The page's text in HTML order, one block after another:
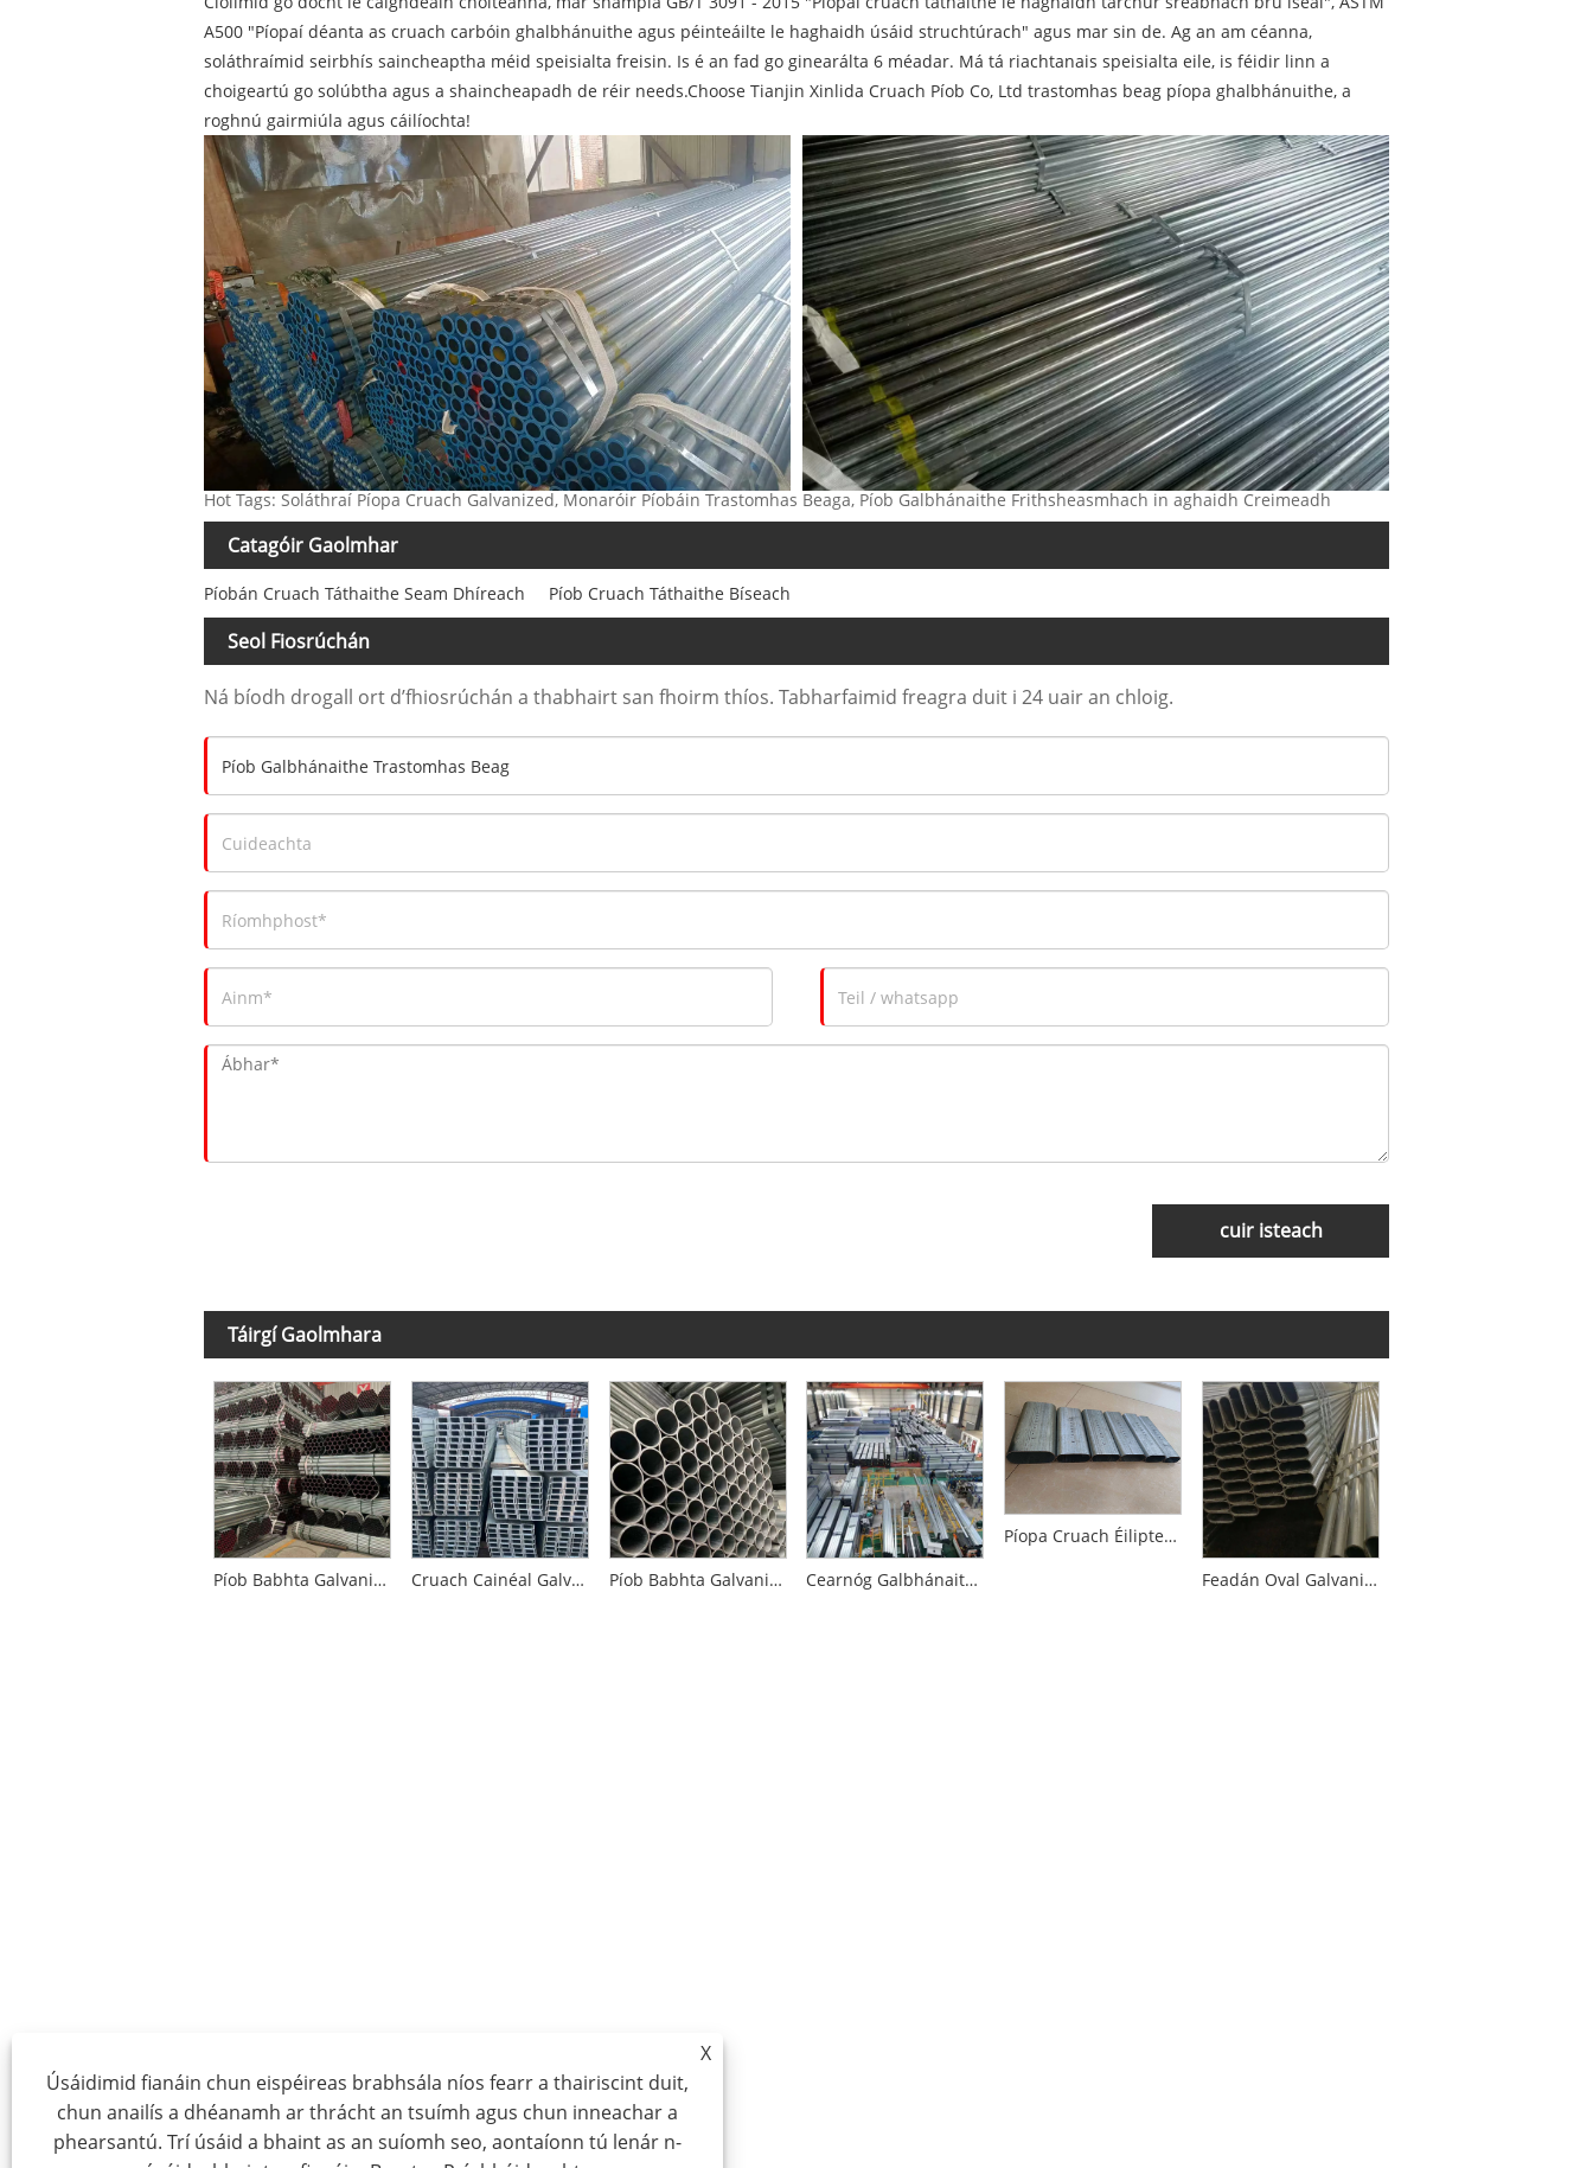
A500 "Píopaí déanta as cruach carbóin ghalbhánuithe agus péinteáilte le haghaidh úsáid struchtúrach" agus mar sin de. Ag an am céanna,
soláthraímid seirbhís saincheaptha méid speisialta freisin. Is é an fad go ginearálta 6 méadar. Má tá riachtanais speisialta eile, is féidir linn a
choigeartú go solúbtha agus a shaincheapadh de réir needs.Choose Tianjin Xinlida Cruach Píob Co, Ltd trastomhas beag píopa ghalbhánuithe, a
roghnú gairmiúla agus cáilíochta!
Hot Tags: Soláthraí Píopa Cruach Galvanized, Monaróir Píobáin Trastomhas Beaga, Píob Galbhánaithe Frithsheasmhach in aghaidh Creimeadh
Catagóir Gaolmhar
Píobán Cruach Táthaithe Seam Dhíreach Píob Cruach Táthaithe Bíseach
Seol Fiosrúchán
Ná bíodh drogall ort d’fhiosrúchán a thabhairt san fhoirm thíos. Tabharfaimid freagra duit i 24 uair an chloig.
cuir isteach
Táirgí Gaolmhara
Píob Babhta Galvanized Hot-Dip Cruach Cainéal Galvanized Píob Babhta Galvanized Galvanized Standard Caighdeán Náisiúnta Cearnóg Galbhánaithe agus Feadáin Dronuilleogacha Caighdeánacha Teo-tumtha
Píopa Cruach Éilipteacha Galvanized
Feadán Oval Galvanized Trastomhas Beag
X
Úsáidimid fianáin chun eispéireas brabhsála níos fearr a thairiscint duit,
chun anailís a dhéanamh ar thrácht an tsuímh agus chun inneachar a
phearsantú. Trí úsáid a bhaint as an suíomh seo, aontaíonn tú lenár n-